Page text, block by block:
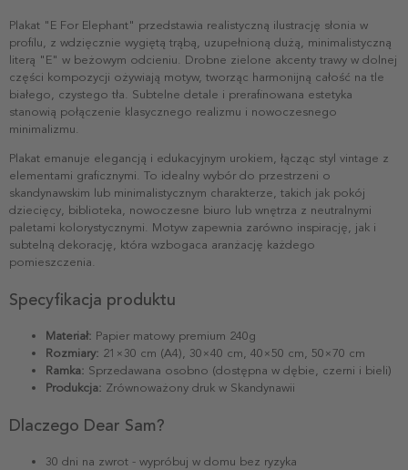
Plakat "E For Elephant" przedstawia realistyczną ilustrację słonia w
profilu, z wdzięcznie wygiętą trąbą, uzupełnioną dużą, minimalistyczną
literą "E" w beżowym odcieniu. Drobne zielone akcenty trawy w dolnej
części kompozycji ożywiają motyw, tworząc harmonijną całość na tle
białego, czystego tła. Subtelne detale i prerafinowana estetyka
stanowią połączenie klasycznego realizmu i nowoczesnego
minimalizmu.
Plakat emanuje elegancją i edukacyjnym urokiem, łącząc styl vintage z
elementami graficznymi. To idealny wybór do przestrzeni o
skandynawskim lub minimalistycznym charakterze, takich jak pokój
dziecięcy, biblioteka, nowoczesne biuro lub wnętrza z neutralnymi
paletami kolorystycznymi. Motyw zapewnia zarówno inspirację, jak i
subtelną dekorację, która wzbogaca aranżację każdego
pomieszczenia.
Specyfikacja produktu
Materiał: Papier matowy premium 240g
Rozmiary: 21×30 cm (A4), 30×40 cm, 40×50 cm, 50×70 cm
Ramka: Sprzedawana osobno (dostępna w dębie, czerni i bieli)
Produkcja: Zrównoważony druk w Skandynawii
Dlaczego Dear Sam?
30 dni na zwrot - wypróbuj w domu bez ryzyka